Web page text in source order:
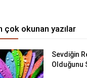
çok okunan yazılar
Sevdiğin
Olduğunu